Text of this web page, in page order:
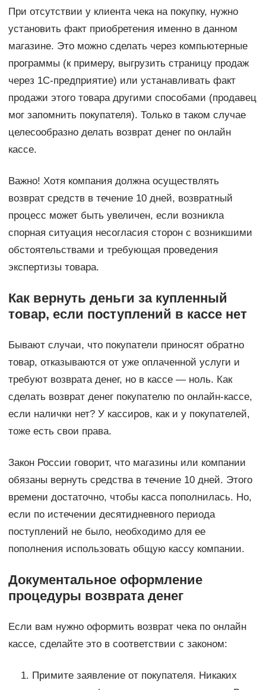
При отсутствии у клиента чека на покупку, нужно
установить факт приобретения именно в данном
магазине. Это можно сделать через компьютерные
программы (к примеру, выгрузить страницу продаж
через 1С-предприятие) или устанавливать факт
продажи этого товара другими способами (продавец
мог запомнить покупателя). Только в таком случае
целесообразно делать возврат денег по онлайн
кассе.
Важно! Хотя компания должна осуществлять
возврат средств в течение 10 дней, возвратный
процесс может быть увеличен, если возникла
спорная ситуация несогласия сторон с возникшими
обстоятельствами и требующая проведения
экспертизы товара.
Как вернуть деньги за купленный
товар, если поступлений в кассе нет
Бывают случаи, что покупатели приносят обратно
товар, отказываются от уже оплаченной услуги и
требуют возврата денег, но в кассе — ноль. Как
сделать возврат денег покупателю по онлайн-кассе,
если налички нет? У кассиров, как и у покупателей,
тоже есть свои права.
Закон России говорит, что магазины или компании
обязаны вернуть средства в течение 10 дней. Этого
времени достаточно, чтобы касса пополнилась. Но,
если по истечении десятидневного периода
поступлений не было, необходимо для ее
пополнения использовать общую кассу компании.
Документальное оформление
процедуры возврата денег
Если вам нужно оформить возврат чека по онлайн
кассе, сделайте это в соответствии с законом:
Примите заявление от покупателя. Никаких